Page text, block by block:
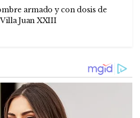
armado y con dosis de
Juan XXIII